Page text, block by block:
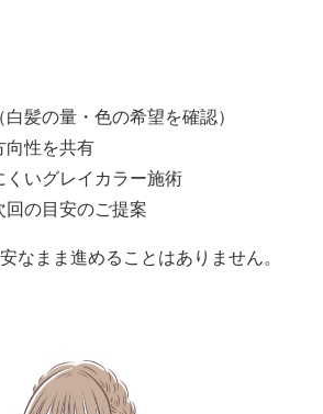
髪の量・色の希望を確認）
向性を共有
くいグレイカラー施術
回の目安のご提案
なまま進めることはありません。